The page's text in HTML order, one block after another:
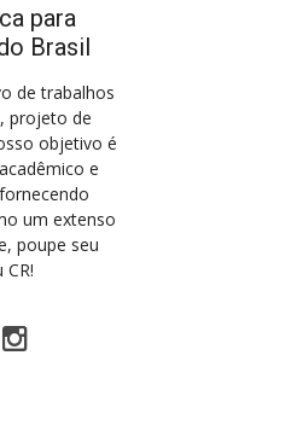
para
Brasil
de trabalhos
projeto de
objetivo é
e
um extenso
poupe seu
Instagram